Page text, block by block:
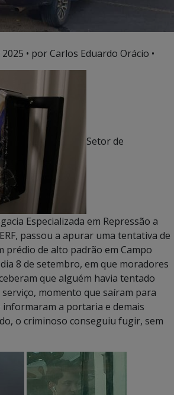
• por Carlos Eduardo Orácio •
Setor de
Especializada em Repressão a
passou a apurar uma tentativa de
prédio de alto padrão em Campo
8 de setembro, em que moradores
que alguém havia tentado
momento que saíram para
a portaria e demais
o criminoso conseguiu fugir, sem